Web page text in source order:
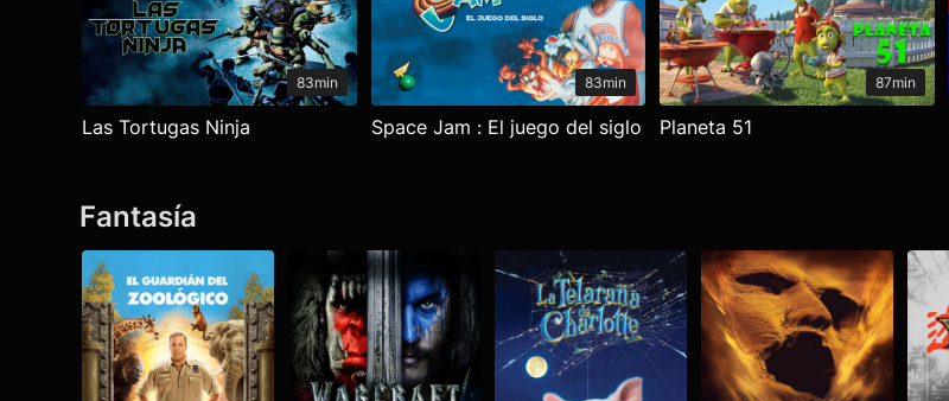
83min
Las Tortugas Ninja
83min
Space Jam : El juego del siglo
87min
Planeta 51
Fantasía